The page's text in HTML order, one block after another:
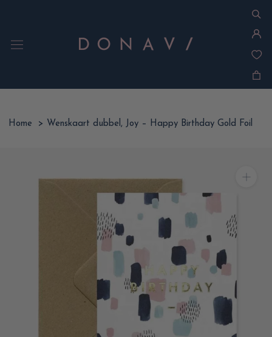
Ga
Home
> Wenskaart dubbel, Joy – Happy Birthday Gold Foil